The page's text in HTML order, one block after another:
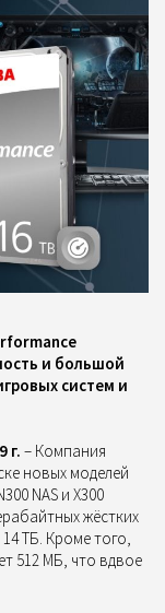
и большой
систем и
г. – Компания
новых моделей
NAS и X300
жёстких
ТБ. Кроме того,
512 МБ, что вдвое